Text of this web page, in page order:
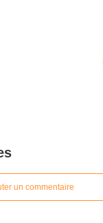
un commentaire